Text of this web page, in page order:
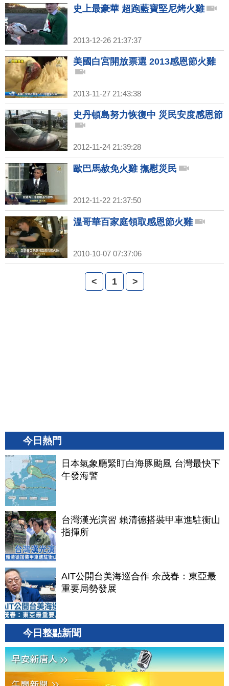
史上最豪華 超跑藍寶堅尼烤火雞
2013-12-26 21:37:37
美國白宮開放票選 2013感恩節火雞
2013-11-27 21:43:38
史丹頓島努力恢復中 災民安度感恩節
2012-11-24 21:39:28
歐巴馬赦免火雞 撫慰災民
2012-11-22 21:37:50
溫哥華百家庭領取感恩節火雞
2010-10-07 07:37:06
< 1 >
今日熱門
日本氣象廳緊盯白海豚颱風 台灣最快下
午發海警
台灣漢光演習 賴清德搭裝甲車進駐衡山
指揮所
AIT公開台美海巡合作 余茂春：東亞最
重要局勢發展
今日整點新聞